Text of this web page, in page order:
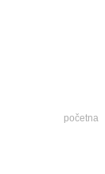
početna